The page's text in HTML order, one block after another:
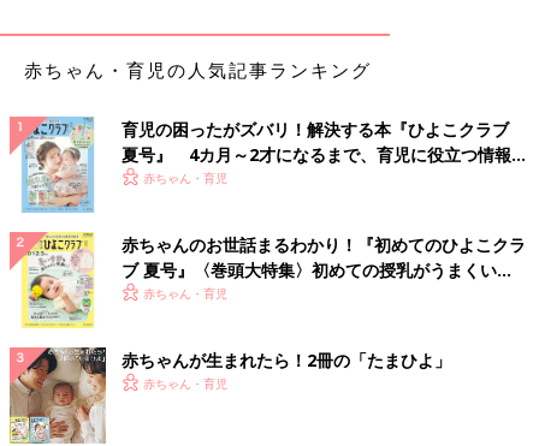
赤ちゃん・育児の人気記事ランキング
育児の困ったがズバリ！解決する本『ひよこクラブ
夏号』 4カ月～2才になるまで、育児に役立つ情報が
いっぱい！
赤ちゃん・育児
赤ちゃんのお世話まるわかり！『初めてのひよこクラ
ブ 夏号』〈巻頭大特集〉初めての授乳がうまくい
く！ おっぱい・ミルクの基本と夏のトラブル 解決テ
赤ちゃん・育児
赤ちゃんが生まれたら！2冊の「たまひよ」
赤ちゃん・育児